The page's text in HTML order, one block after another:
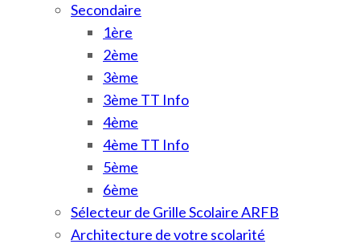
Secondaire
1ère
2ème
3ème
3ème TT Info
4ème
4ème TT Info
5ème
6ème
Sélecteur de Grille Scolaire ARFB
Architecture de votre scolarité